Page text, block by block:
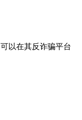
以在其反诈骗平台